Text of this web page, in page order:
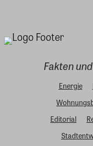
Fakten
Energie
Editorial